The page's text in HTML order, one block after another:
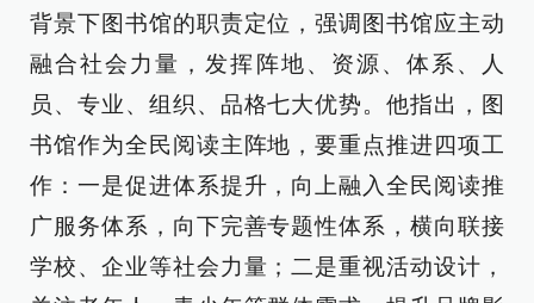
背景下图书馆的职责定位，强调图书馆应主动
融合社会力量，发挥阵地、资源、体系、人
员、专业、组织、品格七大优势。他指出，图
书馆作为全民阅读主阵地，要重点推进四项工
作：一是促进体系提升，向上融入全民阅读推
广服务体系，向下完善专题性体系，横向联接
学校、企业等社会力量；二是重视活动设计，